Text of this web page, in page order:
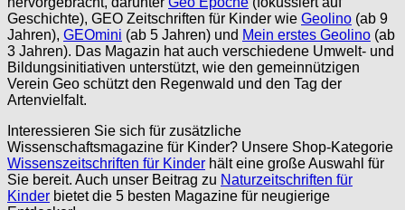
Geschichte), GEO Zeitschriften für Kinder wie Geolino (ab 9
Jahren), GEOmini (ab 5 Jahren) und Mein erstes Geolino (ab
3 Jahren). Das Magazin hat auch verschiedene Umwelt- und
Bildungsinitiativen unterstützt, wie den gemeinnützigen
Verein Geo schützt den Regenwald und den Tag der
Artenvielfalt.
Interessieren Sie sich für zusätzliche
Wissenschaftsmagazine für Kinder? Unsere Shop-Kategorie
Wissenszeitschriften für Kinder hält eine große Auswahl für
Sie bereit. Auch unser Beitrag zu Naturzeitschriften für
Kinder bietet die 5 besten Magazine für neugierige